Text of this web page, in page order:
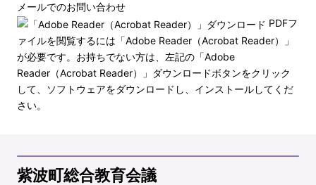
メールでのお問い合わせ
PDFフ
ァイルを閲覧するには「Adobe Reader（Acrobat Reader）」
が必要です。お持ちでない方は、左記の「Adobe
Reader（Acrobat Reader）」ダウンロードボタンをクリック
して、ソフトウェアをダウンロードし、インストールしてくだ
さい。
紫波町総合教育会議